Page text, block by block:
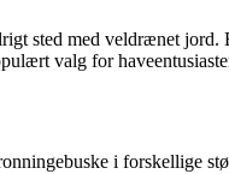
sted med veldrænet
valg for
i forskellige